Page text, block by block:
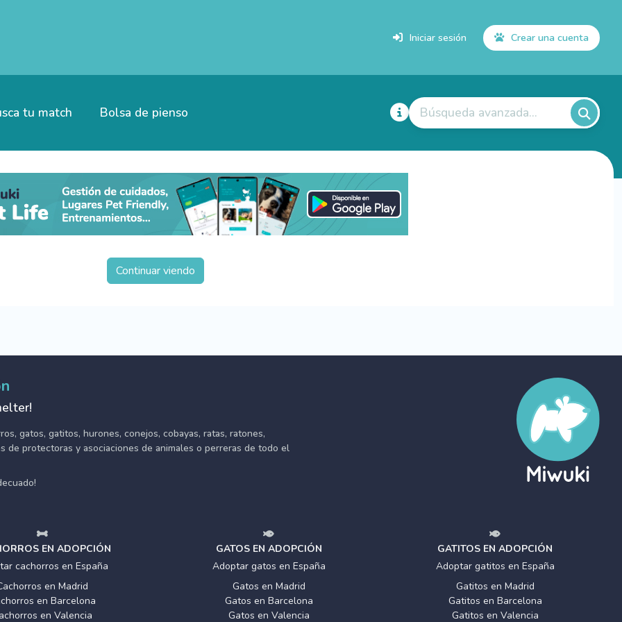
Iniciar sesión Crear una cuenta
tu match Bolsa de pienso Búsqueda avanzada...
Continuar viendo
gatos, gatitos, hurones, conejos, cobayas, ratas, ratones,
de protectoras y asociaciones de animales o perreras de todo el
EN ADOPCIÓN
cachorros en España
en Madrid
en Barcelona
en Valencia
GATOS EN ADOPCIÓN
Adoptar gatos en España
Gatos en Madrid
Gatos en Barcelona
Gatos en Valencia
GATITOS EN ADOPCIÓN
Adoptar gatitos en España
Gatitos en Madrid
Gatitos en Barcelona
Gatitos en Valencia